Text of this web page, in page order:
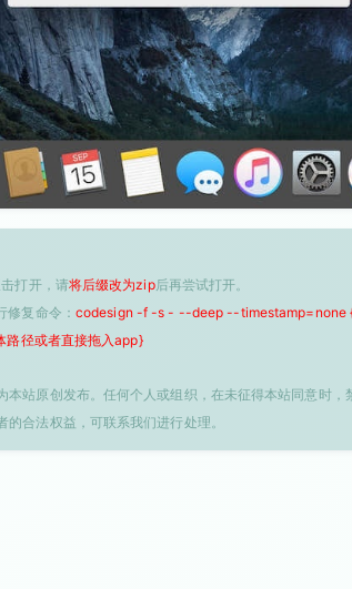
打开，请将后缀改为zip后再尝试打开。
修复命令： codesign -f -s - --deep --timestamp=none
径或者直接拖入app}
本站原创发布。任何个人或组织，在未征得本站同意时
合法权益，可联系我们进行处理。